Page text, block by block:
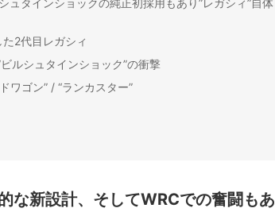
ュタインショックの純正初採用もあり”レガシィ”自体
2代目レガシィ
ルシュタインショック”の衝撃
ワゴン” / “ランカスター”
な新設計、そしてWRCでの奮闘もあ